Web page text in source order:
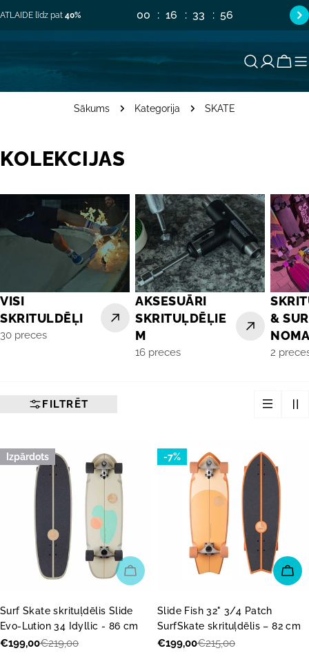
ATLAIDE līdz pat 40% 00 16 33 56
Sākums Kategorija SKATE
KOLEKCIJAS
VISI
SKRITULDĒĻI
30 preces
AKSESUĀRI
SKRITUĻDĒĻIE
M
16 preces
&
2
FILTRĒT
Izpārdots
IZPĀRDOTS
Surf Skate skrituļdēlis Slide
Evo-Lution 34 Idyllic - 86 cm
Akcijas
€199,00
Parastā€219,00
-7%
Slide Fish 32" 3/4 Patch
SurfSkate skrituļdēlis – 82 cm
Akcijas
€199,00
Parastā€215,00